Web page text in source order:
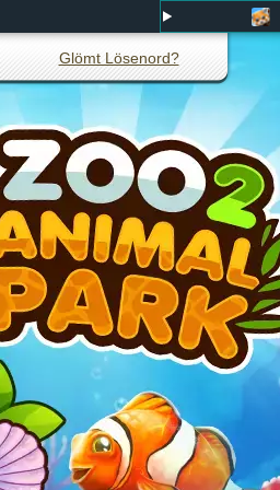
Glömt Lösenord?